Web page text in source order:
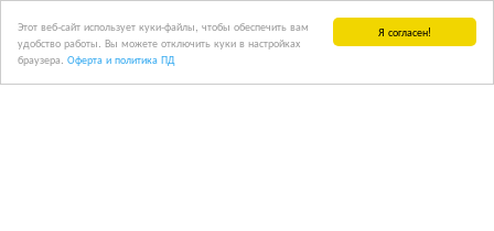
Я согласен!
Этот веб-сайт использует куки-файлы, чтобы обеспечить вам
удобство работы. Вы можете отключить куки в настройках
браузера. Оферта и политика ПД